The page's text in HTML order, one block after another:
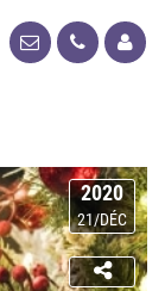
2020
21/DÉC